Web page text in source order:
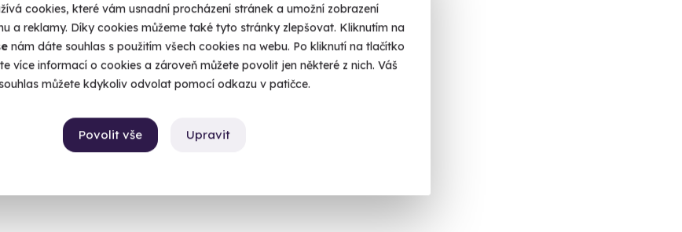
cookies, které vám usnadní procházení stránek a umožní zobrazení
a reklamy. Díky cookies můžeme také tyto stránky zlepšovat. Kliknutím na
nám dáte souhlas s použitím všech cookies na webu. Po kliknutí na tlačítko
více informací o cookies a zároveň můžete povolit jen některé z nich. Váš
souhlas můžete kdykoliv odvolat pomocí odkazu v patičce.
Upravit
Povolit vše
1 990 Kč
1 790 Kč
už 09. 08. 2026